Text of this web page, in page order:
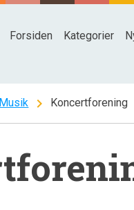
Forsiden Kategorier
Musik chevron_right Koncertforening